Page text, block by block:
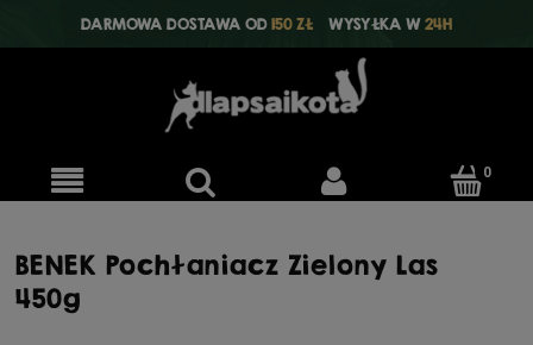
DARMOWA DOSTAWA OD150 ZŁ WYSYŁKA W24H
BENEK Pochłaniacz Zielony Las
450g